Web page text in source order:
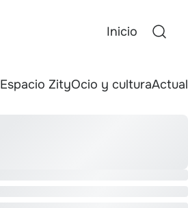
Inicio
Espacio ZityOcio y cultura